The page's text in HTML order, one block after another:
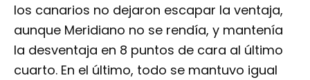
los canarios no dejaron escapar la ventaja,
aunque Meridiano no se rendía, y mantenía
la desventaja en 8 puntos de cara al último
cuarto. En el último, todo se mantuvo igual